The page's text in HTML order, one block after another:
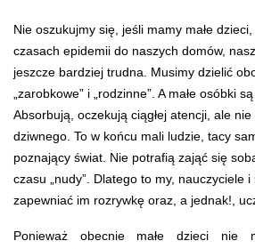
Nie oszukujmy się, jeśli mamy małe
czasach epidemii do naszych domów,
jeszcze bardziej trudna. Musimy dzielić
„zarobkowe” i „rodzinne”. A małe osóbki
Absorbują, oczekują ciągłej atencji, ale
dziwnego. To w końcu mali ludzie, tacy
poznający świat. Nie potrafią zająć się
czasu „nudy”. Dlatego to my, nauczyciele
zapewniać im rozrywkę oraz, a jednak!,
Ponieważ obecnie małe dzieci nie